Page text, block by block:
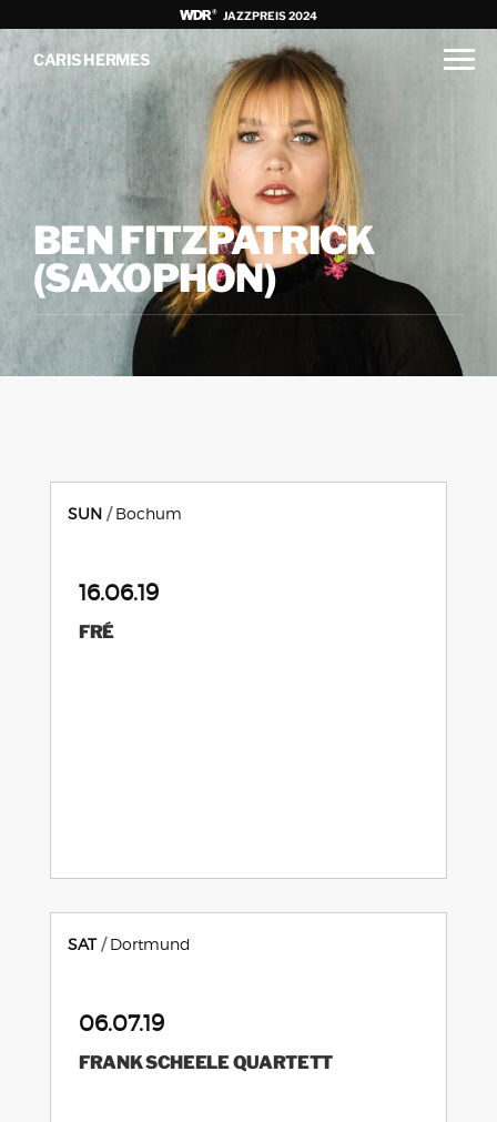
JAZZPREIS 2024
CARIS HERMES
BEN FITZPATRICK
(SAXOPHON)
SUN Bochum
16.06.19
FRÉ
SAT Dortmund
06.07.19
FRANK SCHEELE QUARTETT